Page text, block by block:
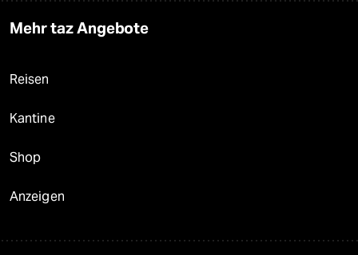
Mehr taz Angebote
Reisen
Kantine
Shop
Anzeigen